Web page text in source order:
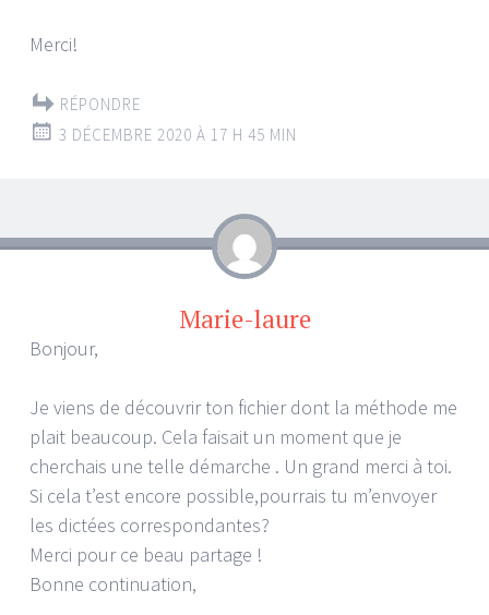
Merci!
RÉPONDRE
3 DÉCEMBRE 2020 À 17 H 45 MIN
Marie-laure
Bonjour,
Je viens de découvrir ton fichier dont la méthode me
plait beaucoup. Cela faisait un moment que je
cherchais une telle démarche . Un grand merci à toi.
Si cela t’est encore possible,pourrais tu m’envoyer
les dictées correspondantes?
Merci pour ce beau partage !
Bonne continuation,